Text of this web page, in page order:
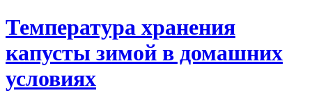
Температура хранения
капусты зимой в домашних
условиях